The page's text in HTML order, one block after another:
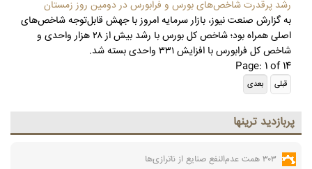
رشد پرقدرت شاخص‌های بورس و فرابورس در دومین روز زمستان
به گزارش صنعت نیوز، بازار سرمایه امروز با جهش قابل‌توجه شاخص‌های
اصلی همراه بود؛ شاخص کل بورس با رشد بیش از ۲۸ هزار واحدی و
شاخص کل فرابورس با افزایش ۳۳۱ واحدی بسته شد.
Page: 1 of 14
پربازديد ترينها
۳۰۳ همت عدم‌النفع صنایع از ناترازی‌ها